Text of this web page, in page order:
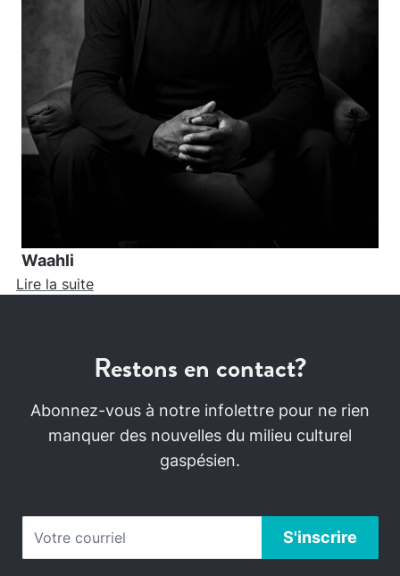
Waahli
Lire la suite
Restons en contact?
Abonnez-vous à notre infolettre pour ne rien
manquer des nouvelles du milieu culturel
gaspésien.